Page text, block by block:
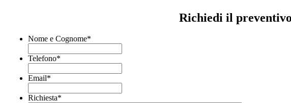
Richiedi il
Nome e Cognome*
Telefono*
Email*
Richiesta*